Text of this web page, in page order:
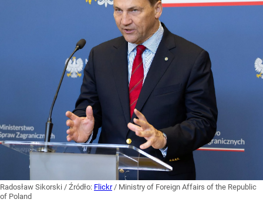
Radosław Sikorski / Źródło: Flickr / Ministry of Foreign Affairs of the Republic
of Poland